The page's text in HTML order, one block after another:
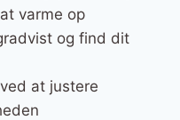
varme op
og find dit
at justere